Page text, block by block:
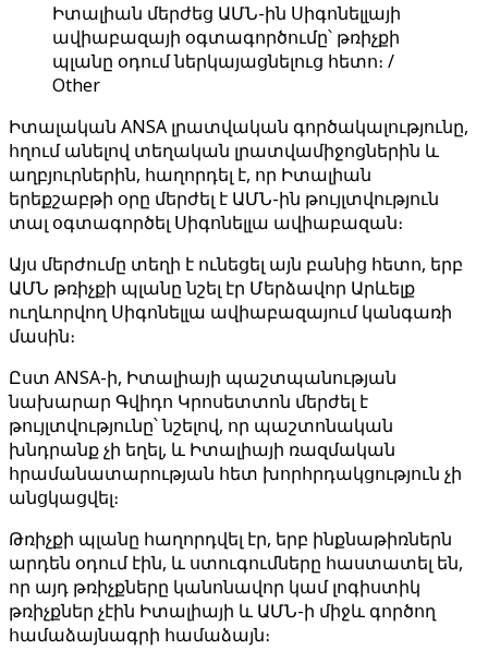
Իտալիան մերժեց ԱՄՆ-ին Սիգոնելլայի
ավիաբազայի օգտագործումը՝ թռիչքի
պլանը օդում ներկայացնելուց հետո։ /
Other
Իտալական ANSA լրատվական գործակալությունը,
հղում անելով տեղական լրատվամիջոցներին և
աղբյուրներին, հաղորդել է, որ Իտալիան
երեքշաբթի օրը մերժել է ԱՄՆ-ին թույլտվություն
տալ օգտագործել Սիգոնելլա ավիաբազան։
Այս մերժումը տեղի է ունեցել այն բանից հետո, երբ
ԱՄՆ թռիչքի պլանը նշել էր Մերձավոր Արևելք
ուղևորվող Սիգոնելլա ավիաբազայում կանգառի
մասին։
Ըստ ANSA-ի, Իտալիայի պաշտպանության
նախարար Գվիդո Կրոսետտոն մերժել է
թույլտվությունը՝ նշելով, որ պաշտոնական
խնդրանք չի եղել, և Իտալիայի ռազմական
հրամանատարության հետ խորհրդակցություն չի
անցկացվել։
Թռիչքի պլանը հաղորդվել էր, երբ ինքնաթիռներն
արդեն օդում էին, և ստուգումները հաստատել են,
որ այդ թռիչքները կանոնավոր կամ լոգիստիկ
թռիչքներ չէին Իտալիայի և ԱՄՆ-ի միջև գործող
համաձայնագրի համաձայն։